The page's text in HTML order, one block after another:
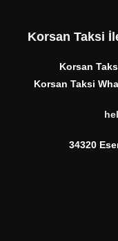
Korsan Taksi
Korsan
Korsan Taksi
34320